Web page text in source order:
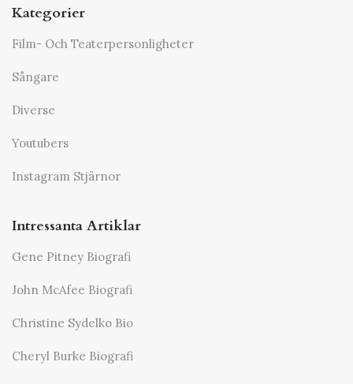
Kategorier
Film- Och Teaterpersonligheter
Sångare
Diverse
Youtubers
Instagram Stjärnor
Intressanta Artiklar
Gene Pitney Biografi
John McAfee Biografi
Christine Sydelko Bio
Cheryl Burke Biografi